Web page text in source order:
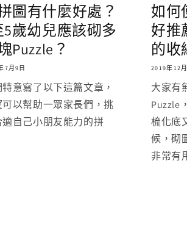
圖有什麼好處？
5歲幼兒應該砌多
Puzzle？
7月9日
意寫了以下這篇文章，
可以幫助一眾家長們，挑
適自己小朋友能力的拼
如何
好推
的收
2019年12
大家有
Puzzle
梳化底
候，砌
非常有